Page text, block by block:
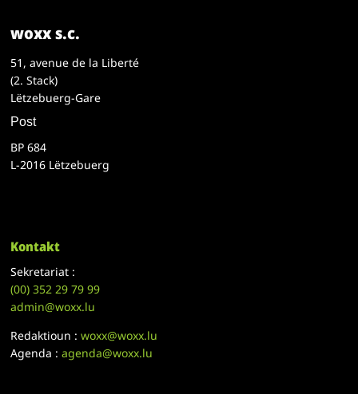
woxx s.c.
51, avenue de la Liberté
(2. Stack)
Lëtzebuerg-Gare
Post
BP 684
L-2016 Lëtzebuerg
Kontakt
Sekretariat :
(00)352 29 79 99
admin@woxx.lu
Redaktioun :woxx@woxx.lu
Agenda :agenda@woxx.lu